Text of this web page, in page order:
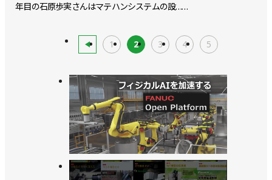
年目の石原歩実さんはマテハンシステムの設……
1 2 3 4 5